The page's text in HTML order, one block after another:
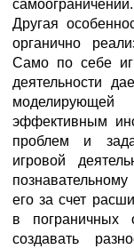
самоограничений.
Другая
органично
Само по себе
деятельности
эффективным
проблем и
игровой
его за счет
в пограничных
создавать